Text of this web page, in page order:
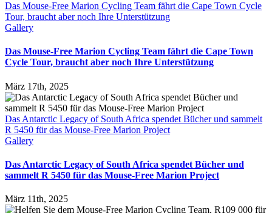
Das Mouse-Free Marion Cycling Team fährt die Cape Town Cycle
Tour, braucht aber noch Ihre Unterstützung
Gallery
Das Mouse-Free Marion Cycling Team fährt die Cape Town
Cycle Tour, braucht aber noch Ihre Unterstützung
März 17th, 2025
Das Antarctic Legacy of South Africa spendet Bücher und sammelt
R 5450 für das Mouse-Free Marion Project
Gallery
Das Antarctic Legacy of South Africa spendet Bücher und
sammelt R 5450 für das Mouse-Free Marion Project
März 11th, 2025